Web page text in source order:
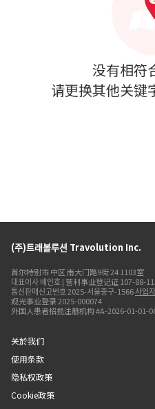
没有相符
请更换其他关键
(주)트래볼루션 Travolution Inc.
首尔特别市 中区 南大门路9街 24 1103室
대표이사 배인호 | 营利事业登记证 107-88-
통신판매신고번호 2025-서울중구-1566사업
观光事业登录 2025-000074
外国人患者招揽注册机构 #A-2026-01-01-
关於我们
使用条款
隐私权政策
Cookie政策